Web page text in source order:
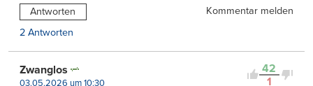
Antworten
Kommentar melden
2 Antworten
42
1
Zwanglos
03.05.2026 um 10:30